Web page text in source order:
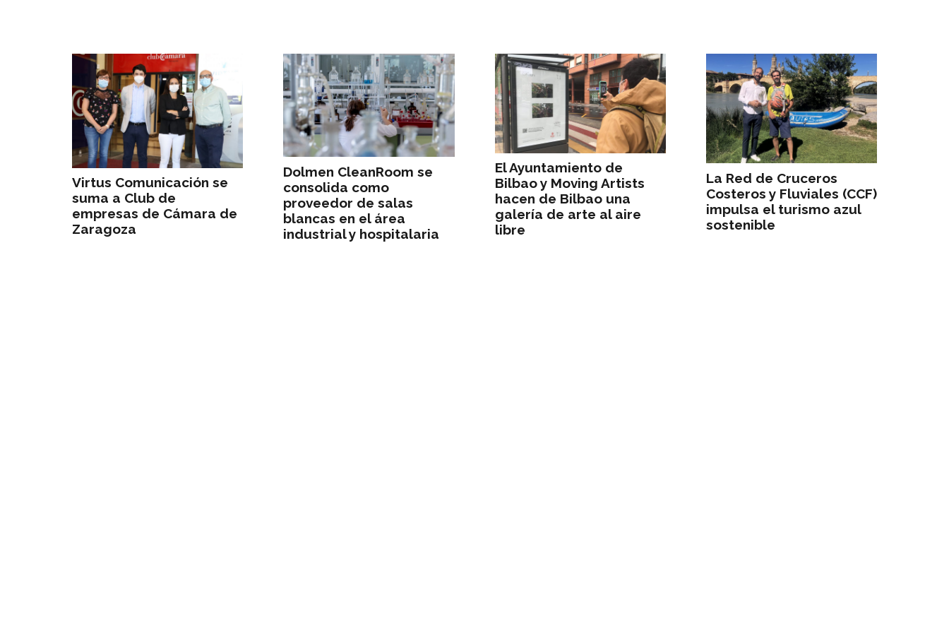
Virtus Comunicación se
suma a Club de
empresas de Cámara de
Zaragoza
Dolmen CleanRoom se
consolida como
proveedor de salas
blancas en el área
industrial y hospitalaria
El Ayuntamiento de
Bilbao y Moving Artists
hacen de Bilbao una
galería de arte al aire
libre
La Red de Cruceros
Costeros y Fluviales (CCF)
impulsa el turismo azul
sostenible